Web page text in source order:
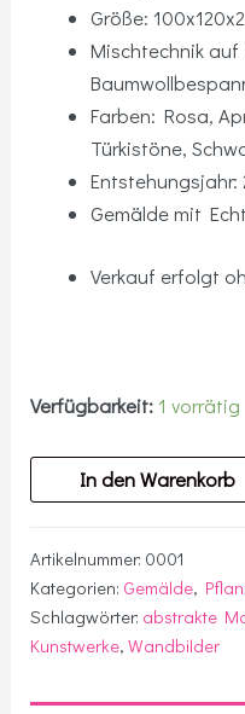
Größe:
Mischtechnik auf
Farben: Rosa,
Türkistöne,
Entstehungsjahr:
Gemälde mit
Verkauf erfolgt
Verfügbarkeit: 1 vorrätig
Gemälde
"Agave"
In den Warenkorb
Artikelnummer: 0001
Kategorien: Gemälde,
Schlagwörter: abstrakte
Kunstwerke,Wandbilder